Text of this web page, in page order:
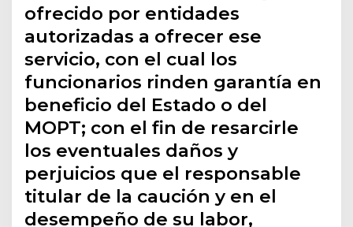
ofrecido por entidades
autorizadas a ofrecer ese
servicio, con el cual los
funcionarios rinden garantía en
beneficio del Estado o del
MOPT; con el fin de resarcirle
los eventuales daños y
perjuicios que el responsable
titular de la caución y en el
desempeño de su labor,